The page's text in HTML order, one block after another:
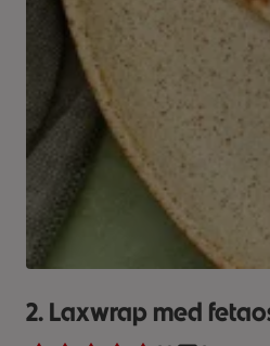
2. Laxwrap med